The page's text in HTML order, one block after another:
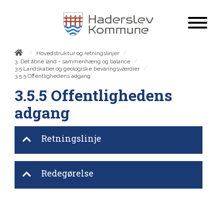
/ Hovedstruktur og retningslinjer
/
3. Det åbne land - sammenhæng og balance
/
3.5 Landskaber og geologiske bevaringsværdier
/
3.5.5 Offentlighedens adgang
3.5.5 Offentlighedens
adgang
Retningslinje
Redegørelse